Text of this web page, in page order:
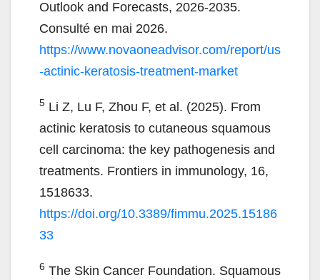
Outlook and Forecasts, 2026-2035.
Consulté en mai 2026.
https://www.novaoneadvisor.com/report/us
-actinic-keratosis-treatment-market
5 Li Z, Lu F, Zhou F, et al. (2025). From
actinic keratosis to cutaneous squamous
cell carcinoma: the key pathogenesis and
treatments. Frontiers in immunology, 16,
1518633.
https://doi.org/10.3389/fimmu.2025.15186
33
6 The Skin Cancer Foundation. Squamous